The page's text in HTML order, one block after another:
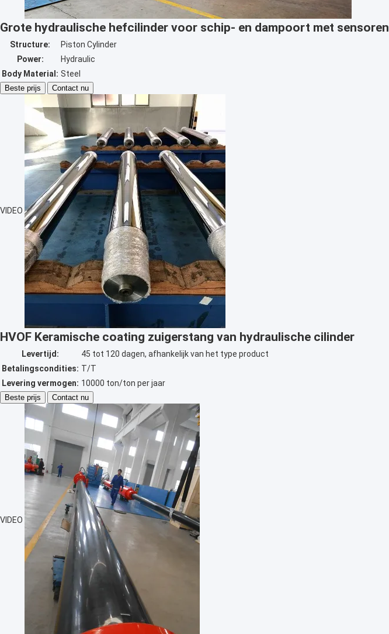
Grote hydraulische hefcilinder voor schip- en dampoort met sensoren
Structure:
Piston Cylinder
Power:
Hydraulic
Body Material: Steel
Beste prijs Contact nu
VIDEO
HVOF Keramische coating zuigerstang van hydraulische cilinder
Levertijd:
45 tot 120 dagen, afhankelijk van het type product
Betalingscondities: T/T
Levering vermogen: 10000 ton/ton per jaar
Beste prijs Contact nu
VIDEO